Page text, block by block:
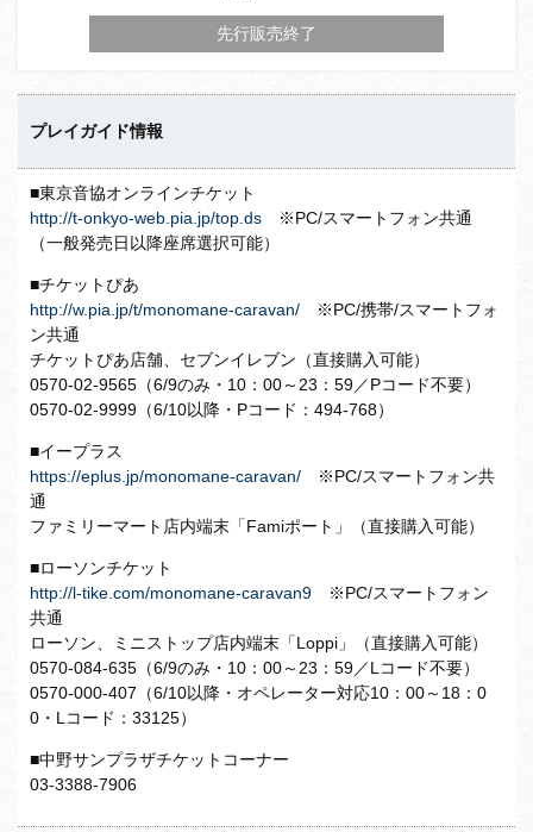
先行販売終了
プレイガイド情報
■東京音協オンラインチケット
http://t-onkyo-web.pia.jp/top.ds ※PC/スマートフォン共通
（一般発売日以降座席選択可能）
■チケットぴあ
http://w.pia.jp/t/monomane-caravan/ ※PC/携帯/スマートフォ
ン共通
チケットぴあ店舗、セブンイレブン（直接購入可能）
0570-02-9565（6/9のみ・10：00～23：59／Pコード不要）
0570-02-9999（6/10以降・Pコード：494-768）
■イープラス
https://eplus.jp/monomane-caravan/ ※PC/スマートフォン共
通
ファミリーマート店内端末「Famiポート」（直接購入可能）
■ローソンチケット
http://l-tike.com/monomane-caravan9 ※PC/スマートフォン
共通
ローソン、ミニストップ店内端末「Loppi」（直接購入可能）
0570-084-635（6/9のみ・10：00～23：59／Lコード不要）
0570-000-407（6/10以降・オペレーター対応10：00～18：0
0・Lコード：33125）
■中野サンプラザチケットコーナー
03-3388-7906